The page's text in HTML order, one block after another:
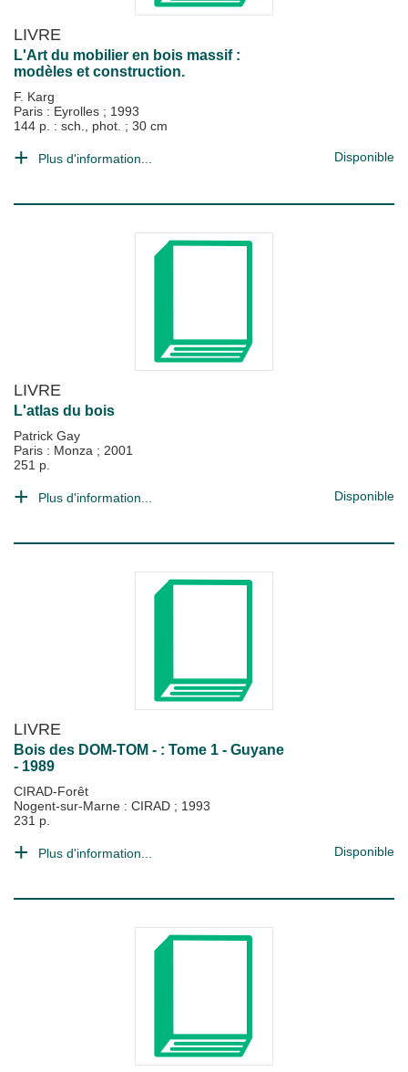
LIVRE
L'Art du mobilier en bois massif :
modèles et construction.
F. Karg
Paris : Eyrolles ; 1993
144 p. : sch., phot. ; 30 cm
Plus d'information... Disponible
LIVRE
L'atlas du bois
Patrick Gay
Paris : Monza ; 2001
251 p.
Plus d'information... Disponible
LIVRE
Bois des DOM-TOM - : Tome 1 - Guyane
- 1989
CIRAD-Forêt
Nogent-sur-Marne : CIRAD ; 1993
231 p.
Plus d'information... Disponible